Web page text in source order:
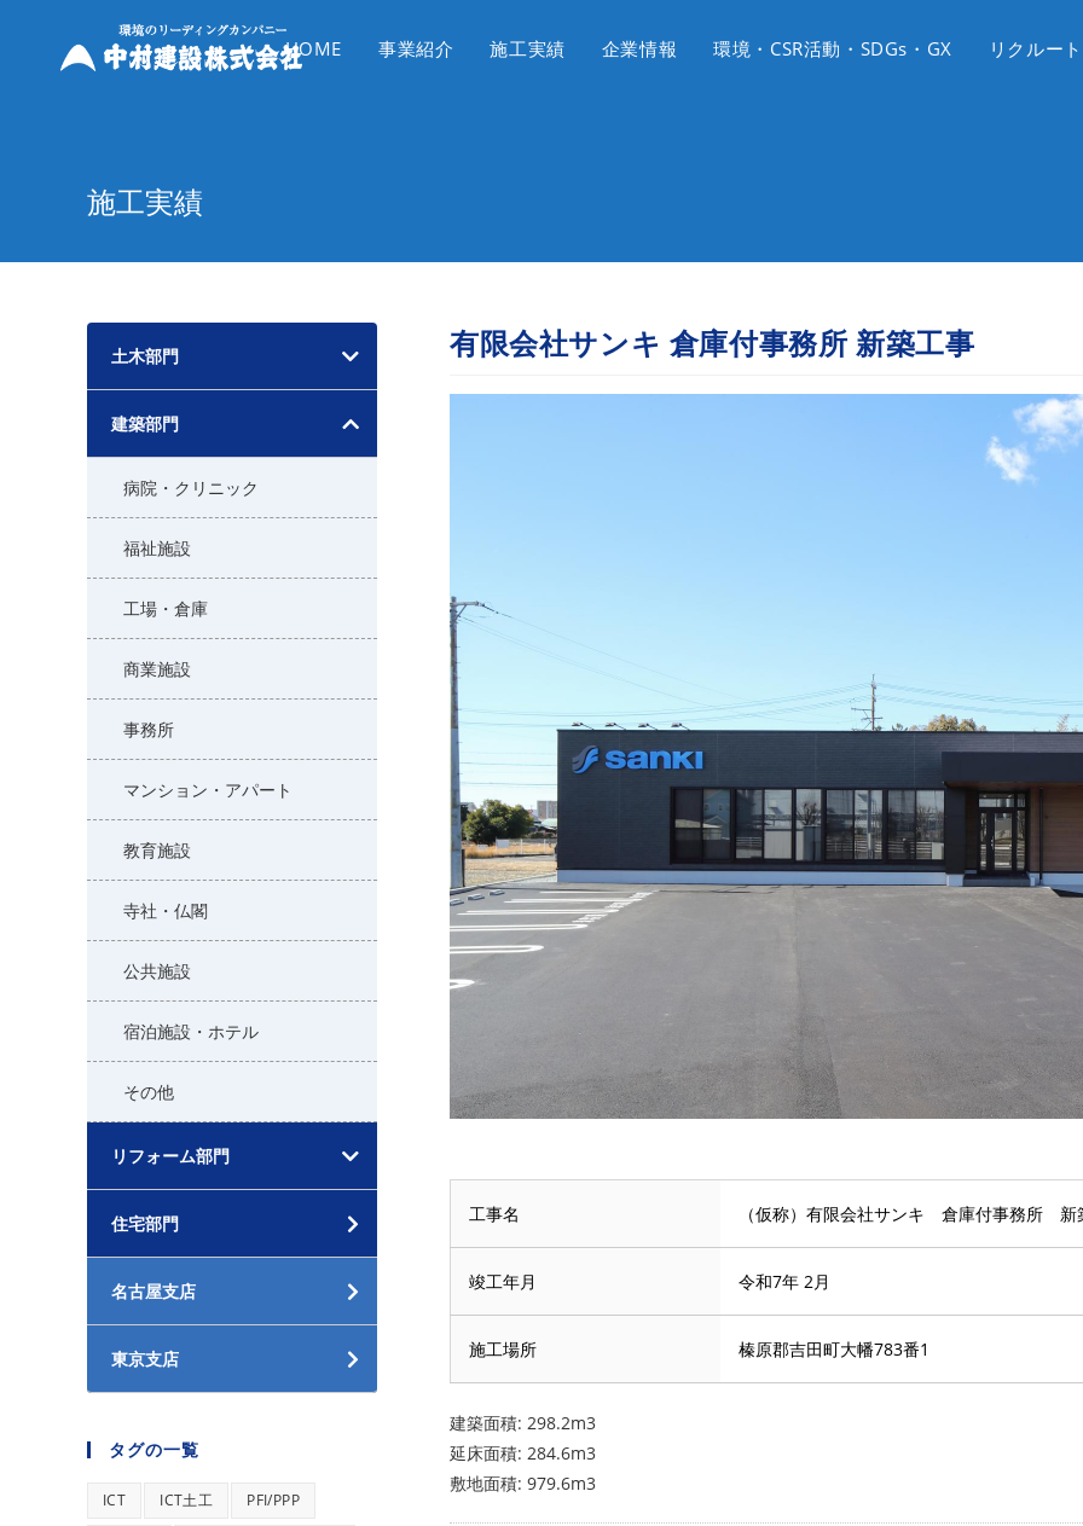
HOME 事業紹介 施工実績 企業情報 環境・CSR活動・SDGs・GX リクルート
施工実績
有限会社サンキ 倉庫付事務所 新築工事
工事名 （仮称）有限会社サンキ 倉庫付事務所 新
竣工年月 令和7年 2月
施工場所 榛原郡吉田町大幡783番1
建築面積: 298.2m3
延床面積: 284.6m3
敷地面積: 979.6m3
土木部門
建築部門
病院・クリニック
福祉施設
工場・倉庫
商業施設
事務所
マンション・アパート
教育施設
寺社・仏閣
公共施設
宿泊施設・ホテル
その他
リフォーム部門
住宅部門
名古屋支店
東京支店
タグの一覧
ICT ICT土工 PFI/PPP